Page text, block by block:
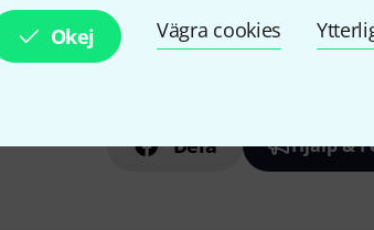
Okej Vägra cookies
Dela Hjälp &